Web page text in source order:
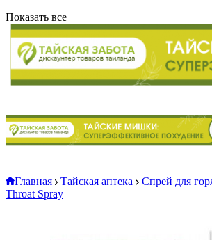
Показать все
Главная Тайская аптека
Спрей для
Throat Spray